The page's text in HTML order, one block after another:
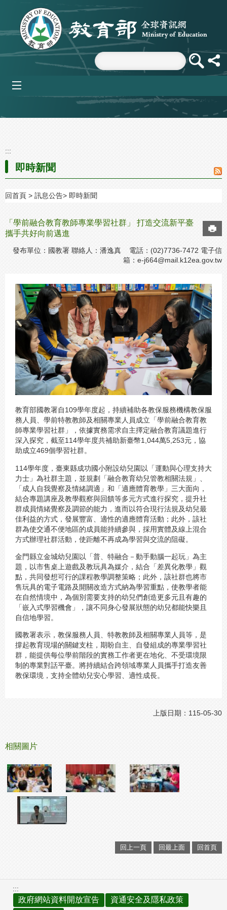
跳到主要內容區塊
:::
即時新聞
回首頁 訊息公告 即時新聞
「學前融合教育教師專業學習社群」 打造交流新平臺
攜手共好向前邁進
發布單位：國教署 聯絡人：潘逸真 電話：(02)7736-7472 電子信
箱： e-j664@mail.k12ea.gov.tw
教育部國教署自109學年度起，持續補助各教保服務機構教保服
務人員、學前特教教師及相關專業人員成立「學前融合教育教
師專業學習社群」，依據實務需求自主擇定融合教育議題進行
深入探究，截至114學年度共補助新臺幣1,044萬5,253元，協
助成立469個學習社群。
114學年度，臺東縣成功國小附設幼兒園以「運動與心理支持大
力士」為社群主題，並規劃「融合教育幼兒管教相關法規」、
「成人自我覺察及情緒調適」和「適應體育教學」三大面向，
結合專題講座及教學觀察與回饋等多元方式進行探究，提升社
群成員情緒覺察及調節的能力，進而以符合現行法規及幼兒最
佳利益的方式，發展豐富、適性的適應體育活動；此外，該社
群為使交通不便地區的成員能持續參與，採用實體及線上混合
方式辦理社群活動，使距離不再成為學習與交流的阻礙。
金門縣立金城幼兒園以「普、特融合－動手動腦一起玩」為主
題，以市售桌上遊戲及教玩具為媒介，結合「差異化教學」觀
點，共同發想可行的課程教學調整策略；此外，該社群也將市
售玩具的電子電路及開關改造方式納為學習重點，使教學者能
在自然情境中，為個別需要支持的幼兒們創造更多元且有趣的
「嵌入式學習機會」，讓不同身心發展狀態的幼兒都能快樂且
自信地學習。
國教署表示，教保服務人員、特教教師及相關專業人員等，是
撐起教育現場的關鍵支柱，期盼自主、自發組成的專業學習社
群，能提供每位學前階段的實務工作者更在地化、不受環境限
制的專業對話平臺。將持續結合跨領域專業人員攜手打造友善
教保環境，支持全體幼兒安心學習、適性成長。
上版日期：115-05-30
相關圖片
回上一頁 回最上面 回首頁
:::
政府網站資料開放宣告
資通安全及隱私政策